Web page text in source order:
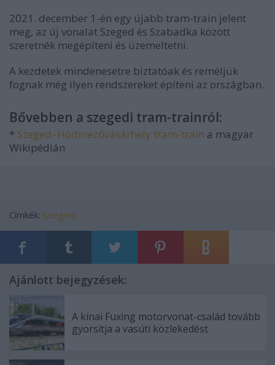
2021. december 1-én egy újabb tram-train jelent
meg, az új vonalat Szeged és Szabadka között
szeretnék megépíteni és üzemeltetni.
A kezdetek mindenesetre biztatóak és reméljük
fognak még ilyen rendszereket építeni az országban.
Bővebben a szegedi tram-trainról:
* Szeged–Hódmezővásárhely tram-train a magyar
Wikipédián
Címkék: szeged
Ajánlott bejegyzések:
A kínai Fuxing motorvonat-család tovább
gyorsítja a vasúti közlekedést